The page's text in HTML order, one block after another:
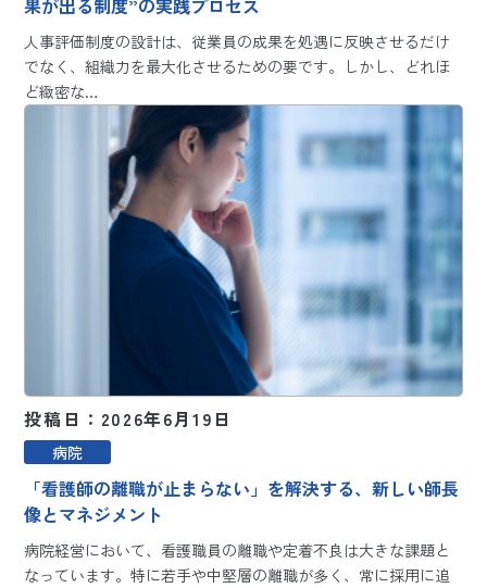
果が出る制度”の実践プロセス
人事評価制度の設計は、従業員の成果を処遇に反映させるだけ
でなく、組織力を最大化させるための要です。しかし、どれほ
ど緻密な…
投稿日：2026年6月19日
病院
「看護師の離職が止まらない」を解決する、新しい師長
像とマネジメント
病院経営において、看護職員の離職や定着不良は大きな課題と
なっています。特に若手や中堅層の離職が多く、常に採用に追